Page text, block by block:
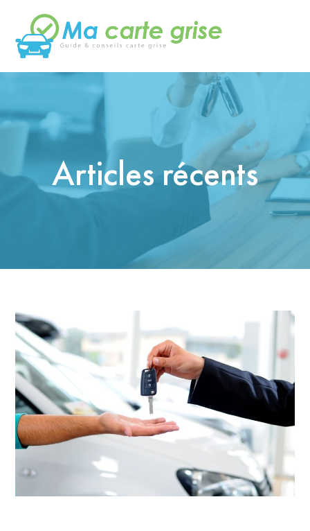
Articles récents